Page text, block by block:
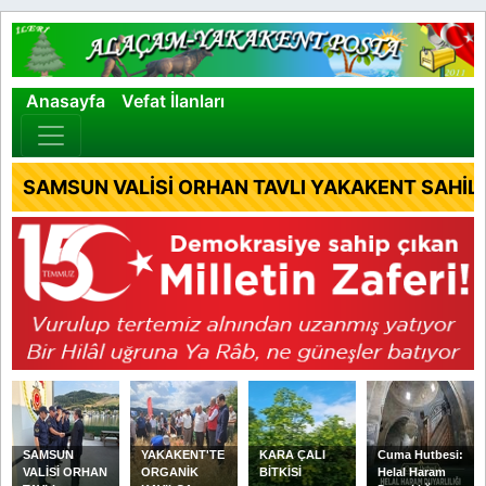
Anasayfa Vefat İlanları
SAMSUN VALİSİ ORHAN TAVLI YAKAKENT
SAMSUN
VALİSİ ORHAN
YAKAKENT'TE
ORGANİK
KARA ÇALI
BİTKİSİ
Cuma Hutbesi:
Helal Haram
×